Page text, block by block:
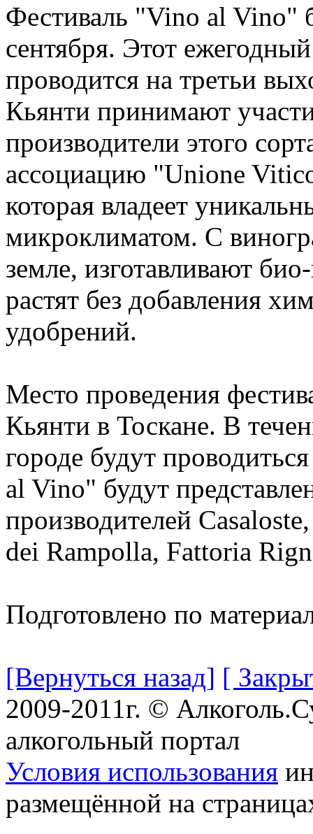
Фестиваль "Vino al Vino"
сентября. Этот
проводится на третьи
Кьянти принимают
производители этого
ассоциацию "Unione
которая владеет
микроклиматом. С
земле, изготавливают
растят без добавления
удобрений.
Место проведения
Кьянти в Тоскане. В
городе будут
al Vino" будут
производителей
dei Rampolla, Fattoria
Подготовлено по
[Вернуться назад] [
2009-2011г. ©
алкогольный портал
Условия использования
размещённой на